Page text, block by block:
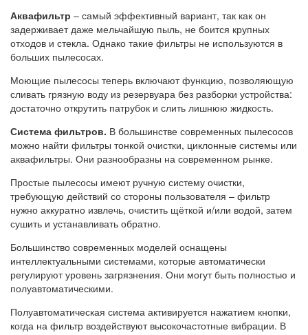
Аквафильтр – самый эффективный вариант, так как он
задерживает даже мельчайшую пыль, не боится крупных
отходов и стекла. Однако такие фильтры не используются в
больших пылесосах.
Моющие пылесосы теперь включают функцию, позволяющую
сливать грязную воду из резервуара без разборки устройства:
достаточно открутить патрубок и слить лишнюю жидкость.
Система фильтров. В большинстве современных пылесосов
можно найти фильтры тонкой очистки, циклонные системы или
аквафильтры. Они разнообразны на современном рынке.
Простые пылесосы имеют ручную систему очистки,
требующую действий со стороны пользователя – фильтр
нужно аккуратно извлечь, очистить щёткой и/или водой, затем
сушить и устанавливать обратно.
Большинство современных моделей оснащены
интеллектуальными системами, которые автоматически
регулируют уровень загрязнения. Они могут быть полностью и
полуавтоматическими.
Полуавтоматическая система активируется нажатием кнопки,
когда на фильтр воздействуют высокочастотные вибрации. В